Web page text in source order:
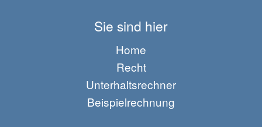
Sie sind hier
Home
Recht
Unterhaltsrechner
Beispielrechnung